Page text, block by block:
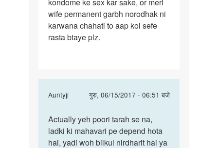
period
ke
bare
kondome ke sex kar sake, or meri
wife permanent garbh norodhak ni
karwana chahati to aap koi sefe
rasta btaye plz.
Auntyji
गुरु, 06/15/2017 - 06:51 बजे
In
to
mam
mujhe
Actually
yeh
poori
Actually yeh poori tarah se na,
ladki ki mahavari pe depend hota
hai, yadi woh bilkul nirdharit hai ya